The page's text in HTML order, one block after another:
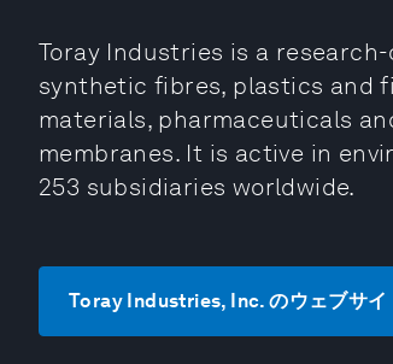
Toray Industries is a
synthetic fibres, plastics and
materials, pharmaceuticals
membranes. It is active in
253 subsidiaries worldwide.
Toray Industries, Inc. のウェブサイ